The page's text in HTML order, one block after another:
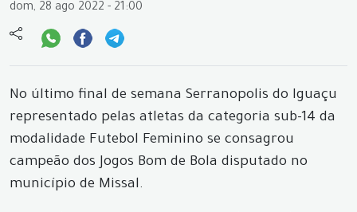
dom, 28 ago 2022 - 21:00
No último final de semana Serranopolis do Iguaçu
representado pelas atletas da categoria sub-14 da
modalidade Futebol Feminino se consagrou
campeão dos Jogos Bom de Bola disputado no
município de Missal.